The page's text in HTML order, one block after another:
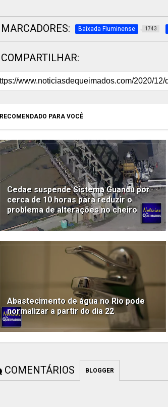
MARCADORES: Baixada Fluminense 1743
COMPARTILHAR:
RECOMENDADO PARA VOCÊ
Cedae suspende Sistema Guandu por
cerca de 10 horas para reduzir o
problema de alterações no cheiro
Abastecimento de água no Rio pode
normalizar a partir do dia 22
COMENTÁRIOS BLOGGER